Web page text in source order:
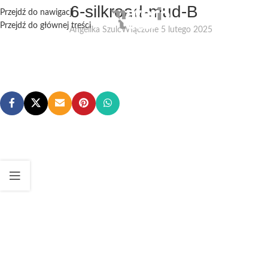
Przejdź do nawigacji
Przejdź do głównej treści
6-silkroad-mud-B
Angelika SzulcWłączone 5 lutego 2025